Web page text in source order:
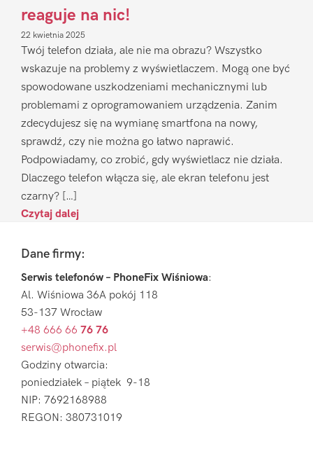
reaguje na nic!
22 kwietnia 2025
Twój telefon działa, ale nie ma obrazu? Wszystko
wskazuje na problemy z wyświetlaczem. Mogą one być
spowodowane uszkodzeniami mechanicznymi lub
problemami z oprogramowaniem urządzenia. Zanim
zdecydujesz się na wymianę smartfona na nowy,
sprawdź, czy nie można go łatwo naprawić.
Podpowiadamy, co zrobić, gdy wyświetlacz nie działa.
Dlaczego telefon włącza się, ale ekran telefonu jest
czarny? […]
Czytaj dalej
FooterDane firmy:
Serwis telefonów – PhoneFix Wiśniowa:
Al. Wiśniowa 36A pokój 118
53-137 Wrocław
+48 666 66 76 76
serwis@phonefix.pl
Godziny otwarcia:
poniedziałek – piątek 9-18
NIP: 7692168988
REGON: 380731019